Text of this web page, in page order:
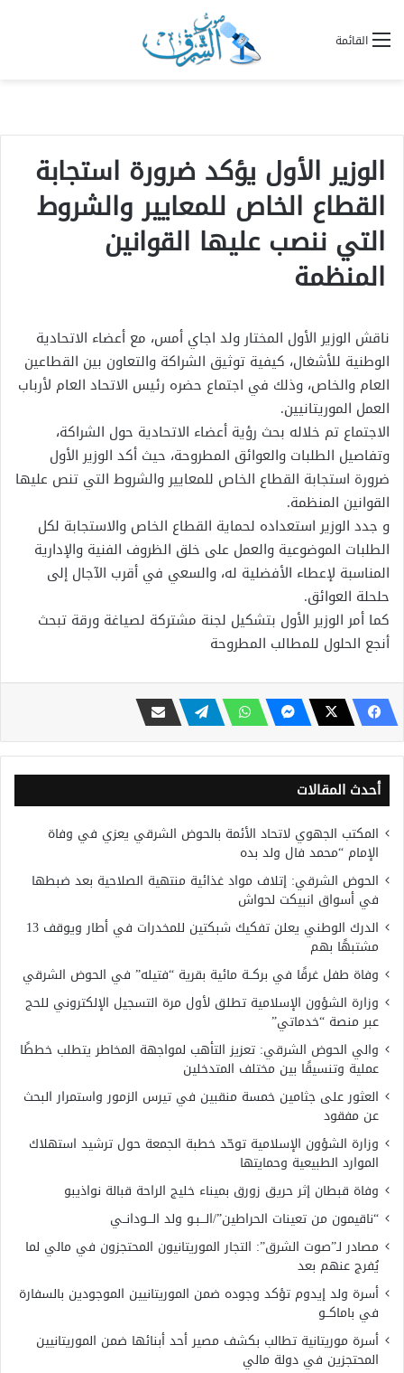
القائمة
الوزير الأول يؤكد ضرورة استجابة
القطاع الخاص للمعايير والشروط
التي ننصب عليها القوانين
المنظمة
ناقش الوزير الأول المختار ولد اجاي أمس، مع أعضاء الاتحادية
الوطنية للأشغال، كيفية توثيق الشراكة والتعاون بين القطاعين
العام والخاص، وذلك في اجتماع حضره رئيس الاتحاد العام لأرباب
العمل الموريتانيين.
الاجتماع تم خلاله بحث رؤية أعضاء الاتحادية حول الشراكة،
وتفاصيل الطلبات والعوائق المطروحة، حيث أكد الوزير الأول
ضرورة استجابة القطاع الخاص للمعايير والشروط التي تنص عليها
القوانين المنظمة.
و جدد الوزير استعداده لحماية القطاع الخاص والاستجابة لكل
الطلبات الموضوعية والعمل على خلق الظروف الفنية والإدارية
المناسبة لإعطاء الأفضلية له، والسعي في أقرب الآجال إلى
حلحلة العوائق.
كما أمر الوزير الأول بتشكيل لجنة مشتركة لصياغة ورقة تبحث
أنجع الحلول للمطالب المطروحة
أحدث المقالات
المكتب الجهوي لاتحاد الأئمة بالحوض الشرقي يعزي في وفاة
الإمام “محمد فال ولد بده
الحوض الشرقي: إتلاف مواد غذائية منتهية الصلاحية بعد ضبطها
في أسواق انبيكت لحواش
الدرك الوطني يعلن تفكيك شبكتين للمخدرات في أطار ويوقف 13
مشتبهًا بهم
وفاة طفل غرقًا في بركــة مائية بقرية “فتيله” في الحوض الشرقي
وزارة الشؤون الإسلامية تطلق لأول مرة التسجيل الإلكتروني للحج
عبر منصة “خدماتي”
والي الحوض الشرقي: تعزيز التأهب لمواجهة المخاطر يتطلب خططًا
عملية وتنسيقًا بين مختلف المتدخلين
العثور على جثامين خمسة منقبين في تيرس الزمور واستمرار البحث
عن مفقود
وزارة الشؤون الإسلامية توحّد خطبة الجمعة حول ترشيد استهلاك
الموارد الطبيعية وحمايتها
وفاة قبطان إثر حريق زورق بميناء خليج الراحة قبالة نواذيبو
“ناقيمون من تعينات الحراطين”/الـــبـو ولد الـــودانــي
مصادر لـ”صوت الشرق”: التجار الموريتانيون المحتجزون في مالي لما
يُفرج عنهم بعد
أسرة ولد إيدوم تؤكد وجوده ضمن الموريتانيين الموجودين بالسفارة
في باماكــو
أسرة موريتانية تطالب بكشف مصير أحد أبنائها ضمن الموريتانيين
المحتجزين في دولة مالي